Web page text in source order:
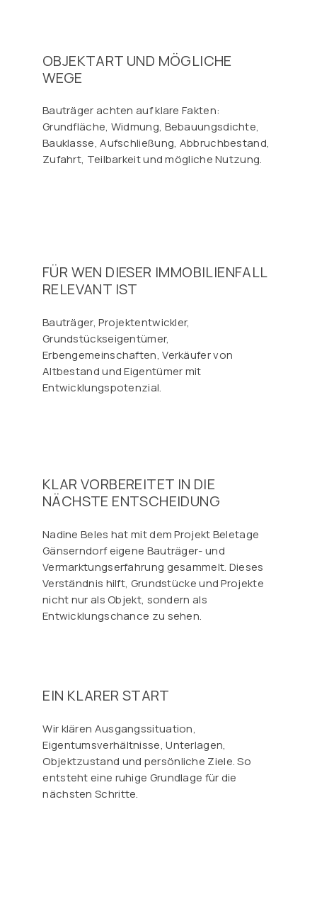
OBJEKTART UND MÖGLICHE
WEGE
Bauträger achten auf klare Fakten:
Grundfläche, Widmung, Bebauungsdichte,
Bauklasse, Aufschließung, Abbruchbestand,
Zufahrt, Teilbarkeit und mögliche Nutzung.
FÜR WEN DIESER IMMOBILIENFALL
RELEVANT IST
Bauträger, Projektentwickler,
Grundstückseigentümer,
Erbengemeinschaften, Verkäufer von
Altbestand und Eigentümer mit
Entwicklungspotenzial.
KLAR VORBEREITET IN DIE
NÄCHSTE ENTSCHEIDUNG
Nadine Beles hat mit dem Projekt Beletage
Gänserndorf eigene Bauträger- und
Vermarktungserfahrung gesammelt. Dieses
Verständnis hilft, Grundstücke und Projekte
nicht nur als Objekt, sondern als
Entwicklungschance zu sehen.
EIN KLARER START
Wir klären Ausgangssituation,
Eigentumsverhältnisse, Unterlagen,
Objektzustand und persönliche Ziele. So
entsteht eine ruhige Grundlage für die
nächsten Schritte.